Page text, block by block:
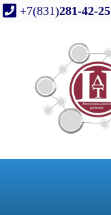
+7(831)281-42-25